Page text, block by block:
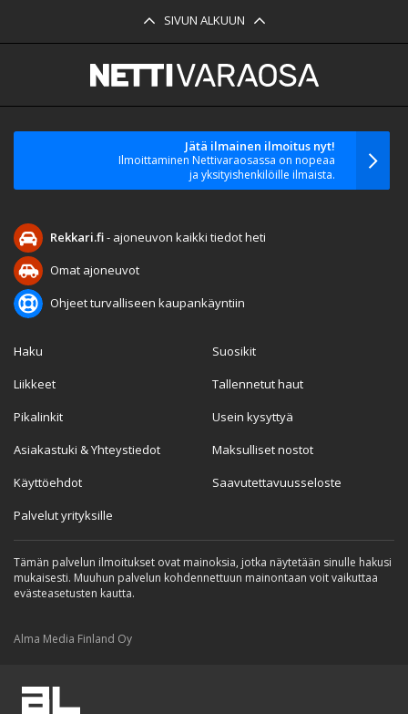
SIVUN ALKUUN
Jätä ilmainen ilmoitus nyt!
Ilmoittaminen Nettivaraosassa on nopeaa
ja yksityishenkilöille ilmaista.
Rekkari.fi- ajoneuvon kaikki tiedot heti
Omat ajoneuvot
Ohjeet turvalliseen kaupankäyntiin
Haku
Liikkeet
Pikalinkit
Asiakastuki & Yhteystiedot
Käyttöehdot
Palvelut yrityksille
Suosikit
Tallennetut haut
Usein kysyttyä
Maksulliset nostot
Saavutettavuusseloste
Tämän palvelun ilmoitukset ovat mainoksia, jotka näytetään sinulle hakusi
mukaisesti. Muuhun palvelun kohdennettuun mainontaan voit vaikuttaa
evästeasetusten kautta.
Alma Media Finland Oy